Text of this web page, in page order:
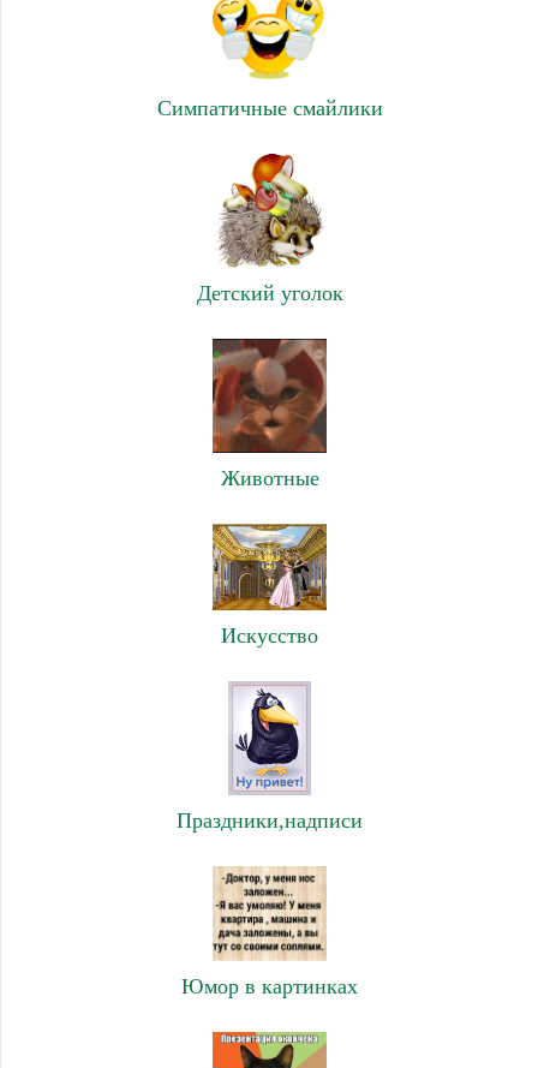
Симпатичные смайлики
Детский уголок
Животные
Искусство
Праздники,надписи
Юмор в картинках